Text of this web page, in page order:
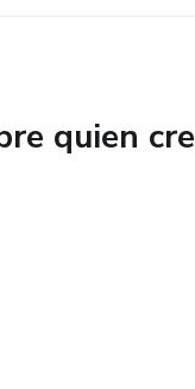
quien